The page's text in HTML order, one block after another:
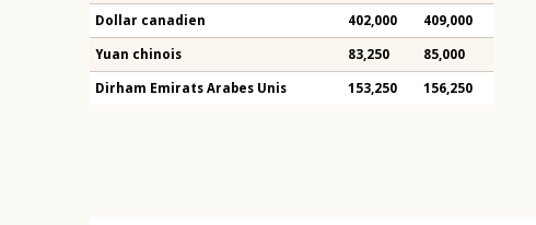
Dollar canadien 402,000 409,000
Yuan chinois 83,250 85,000
Dirham Emirats Arabes Unis 153,250 156,250